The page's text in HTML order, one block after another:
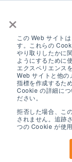
×
この Web サイト
す。これらの
やり取りしたかに
ようにするために
エクスペリエンス
Web サイトと他の
指標を作成するた
Cookie の詳細につ
ださい。
拒否した場合、こ
されません。追跡
つの Cookie が使用
集中
ム